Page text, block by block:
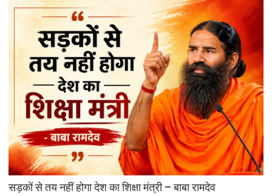
पर
भूस्खलन
से
ट्रैफिक
रुका;
बहाली
का
काम
जारी
सड़कों से तय नहीं होगा देश का शिक्षा मंत्री – बाबा रामदेव